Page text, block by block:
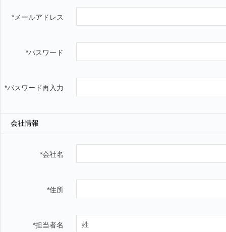
*メールアドレス
*パスワード
*パスワード再入力
会社情報
*会社名
*住所
*担当者名